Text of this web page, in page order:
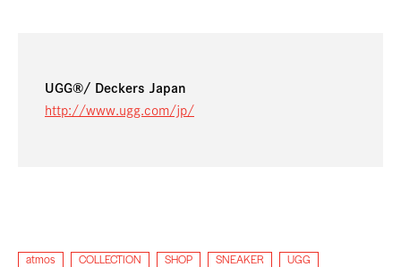
UGG®/ Deckers Japan
http://www.ugg.com/jp/
atmos COLLECTION SHOP SNEAKER UGG